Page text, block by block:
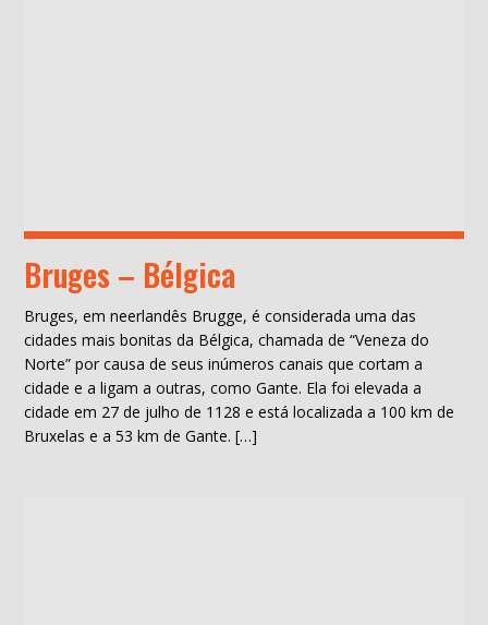
Bruges – Bélgica
Bruges, em neerlandês Brugge, é considerada uma das
cidades mais bonitas da Bélgica, chamada de “Veneza do
Norte” por causa de seus inúmeros canais que cortam a
cidade e a ligam a outras, como Gante. Ela foi elevada a
cidade em 27 de julho de 1128 e está localizada a 100 km de
Bruxelas e a 53 km de Gante. […]